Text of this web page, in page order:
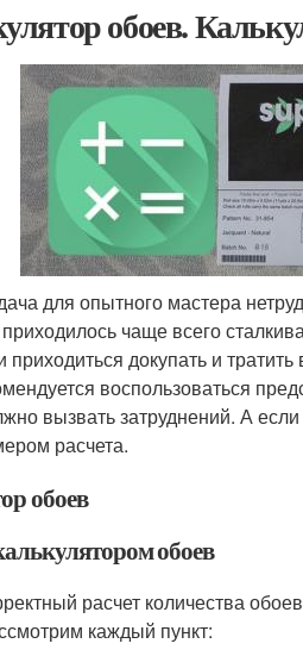
обоев.
для опытного мастера
чаще всего
приходиться докупать и
воспользоваться
вызвать затруднений. А
расчета.
обоев
обоев
расчет количества
каждый пункт: